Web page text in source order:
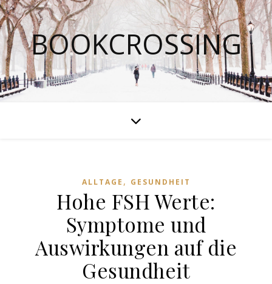
BOOKCROSSING
ALLTAGE , GESUNDHEIT
Hohe FSH Werte:
Symptome und
Auswirkungen auf die
Gesundheit